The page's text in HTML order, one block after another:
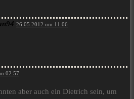
26.05.2012 um 11:06
02:57
aber auch ein Dietrich sein, um